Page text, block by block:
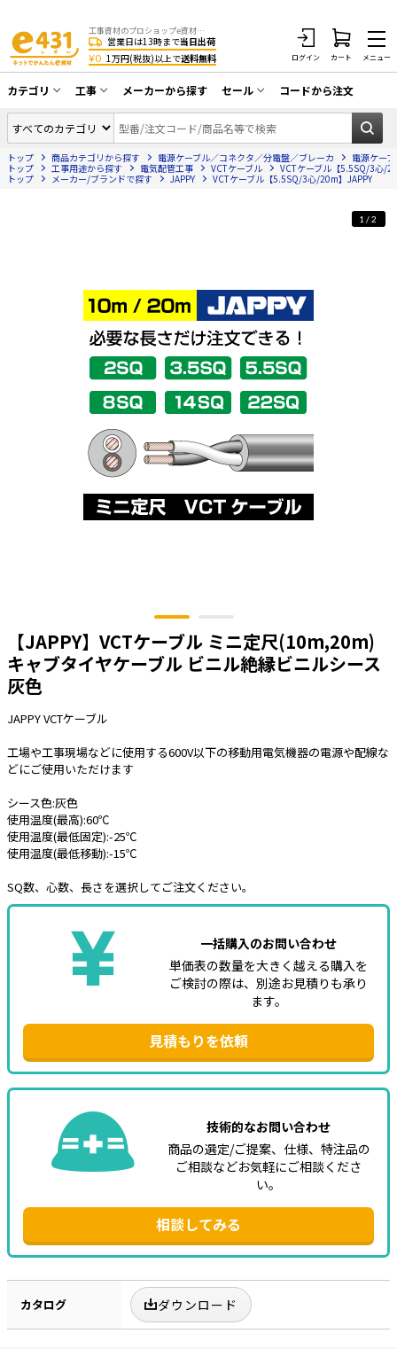
工事資材のプロショップe資材 CATV・アンテナ・防犯・光・LAN・電気・空調工事など
営業日は13時まで当日出荷
¥0 1万円(税抜)以上で送料無料 ログイン カート メニュー
カテゴリ
同軸ケーブル／テレビ用接栓／関連工具
アンテナ・取付金具・ブースター／CATV
部材類
電話線／コネクタ／アダプタ
光ファイバー・融着接続機関連
LANケーブル・コネクタ・関連資材/機器
ネットワーク機器
エアコン・換気扇・空調資材
太陽光発電ケーブル・コネクタ・関連資
ボックス・ビニル電線管付属品・引き込
みカバー
EV充電設備工事関連
感染症関連
e431オリジナル
暑さ対策
販売終了品
工事
CATV・アンテナ工事
光工事・FTTH工事
電話工事
電気配管工事
EV充電設備工事
照明設置工事
ホテル・病院向け
メーカーから探す セール
在庫一掃セール
コードから注文
トップ 商品カテゴリから探す 電源ケーブル／コネクタ／分電盤／ブレーカ
電源ケー
トップ
工事用途から探す 電気配管工事 VCTケーブル
VCTケーブル【5.5SQ/3心/
トップ
メーカー/ブランドで探す JAPPY VCTケーブル【5.5SQ/3心/20m】JAPPY
【JAPPY】VCTケーブル ミニ定尺(10m,20m)
キャブタイヤケーブル ビニル絶縁ビニルシース
灰色
1/2
JAPPY VCTケーブル
工場や工事現場などに使用する600V以下の移動用電気機器の電源や配線な
どにご使用いただけます
シース色:灰色
使用温度(最高):60℃
使用温度(最低固定):-25℃
使用温度(最低移動):-15℃
SQ数、心数、長さを選択してご注文ください。
一括購入のお問い合わせ
単価表の数量を大きく越える購入を
ご検討の際は、別途お見積りも承り
ます。
見積もりを依頼
技術的なお問い合わせ
商品の選定/ご提案、仕様、特注品の
ご相談などお気軽にご相談くださ
い。
相談してみる
カタログ ダウンロード